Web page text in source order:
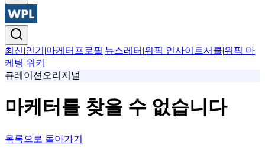
최신|인기 |마케터프로필|뉴스레터 |위픽 인사이트서클|위픽 마
케팅 위키
큐레이션 오리지널
마케터를 찾을 수 없습니다
목록으로 돌아가기